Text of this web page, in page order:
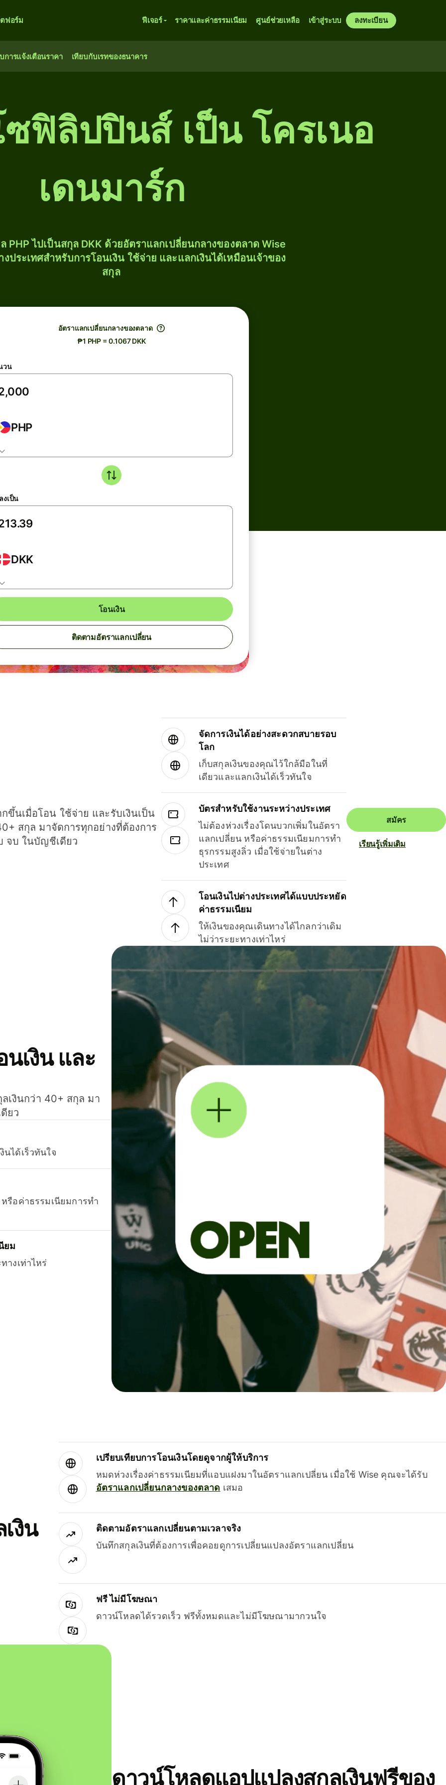
ฟอร์ม ฟีเจอร์ ราคาและค่าธรรมเนียม ศูนย์ช่วยเหลือ เข้าสู่ระบบ ลงทะเบียน
การแจ้งเตือนราคา เทียบกับเรทของธนาคาร
ซฟิลิปปินส์ เป็น โครเนอ
เดนมาร์ก
PHP ไปเป็นสกุล DKK ด้วยอัตราแลกเปลี่ยนกลางของตลาด Wise
ประเทศสำหรับการโอนเงิน ใช้จ่าย และแลกเงินได้เหมือนเจ้าของ
สกุล
อัตราแลกเปลี่ยนกลางของตลาด
₱1 PHP = 0.1067 DKK
วน
PHP
งเป็น
DKK
โอนเงิน
ติดตามอัตราแลกเปลี่ยน
ขึ้นเมื่อโอน ใช้จ่าย และรับเงินเป็น
สกุล มาจัดการทุกอย่างที่ต้องการ
จบ ในบัญชีเดียว
จัดการเงินได้อย่างสะดวกสบายรอบ
โลก
เก็บสกุลเงินของคุณไว้ใกล้มือในที่
เดียวและแลกเงินได้เร็วทันใจ
บัตรสำหรับใช้งานระหว่างประเทศ
ไม่ต้องห่วงเรื่องโดนบวกเพิ่มในอัตรา
แลกเปลี่ยน หรือค่าธรรมเนียมการทำ
ธุรกรรมสูงลิ่ว เมื่อใช้จ่ายในต่าง
ประเทศ
โอนเงินไปต่างประเทศได้แบบประหยัด
ค่าธรรมเนียม
ให้เงินของคุณเดินทางได้ไกลกว่าเดิม
ไม่ว่าระยะทางเท่าไหร่
สมัคร
เรียนรู้เพิ่มเติม
เงิน และ
เงินกว่า 40+ สกุล มา
ยว
นได้เร็วทันใจ
รือค่าธรรมเนียมการทำ
ยม
างเท่าไหร่
งิน
เปรียบเทียบการโอนเงินโดยดูจากผู้ให้บริการ
หมดห่วงเรื่องค่าธรรมเนียมที่แอบแฝงมาในอัตราแลกเปลี่ยน เมื่อใช้ Wise คุณจะได้รับ
อัตราแลกเปลี่ยนกลางของตลาด เสมอ
ติดตามอัตราแลกเปลี่ยนตามเวลาจริง
บันทึกสกุลเงินที่ต้องการเพื่อคอยดูการเปลี่ยนแปลงอัตราแลกเปลี่ยน
ฟรี ไม่มีโฆษณา
ดาวน์โหลดได้รวดเร็ว ฟรีทั้งหมดและไม่มีโฆษณามากวนใจ
ดาวน์โหลดแอปแปลงสกุลเงินฟรีของ